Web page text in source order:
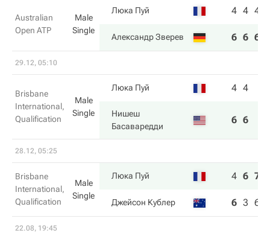
Australian
Open ATP
Male
Single
Люка Пуй 4 4 4
Александр Зверев 6 6 6
29.12, 05:10
Brisbane
International,
Qualification
Male
Single
Люка Пуй 4 4
Нишеш
Басаваредди
6 6
28.12, 05:25
Brisbane
International,
Qualification
Male
Single
Люка Пуй 4 6 7
Джейсон Кублер 6 3 6
22.08, 19:45